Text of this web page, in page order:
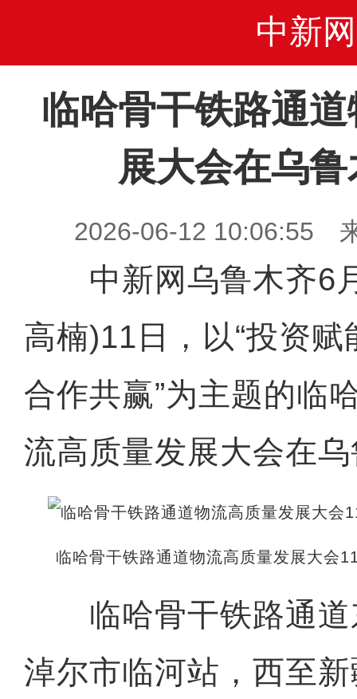
中新网
临哈骨干铁路通
展大会在乌
2026-06-12 10:06:55
中新网乌鲁木齐6
高楠)11日，以“投资
合作共赢”为主题的临
流高质量发展大会在
临哈骨干铁路通道物流高质量发展大会
临哈骨干铁路通道
淖尔市临河站，西至